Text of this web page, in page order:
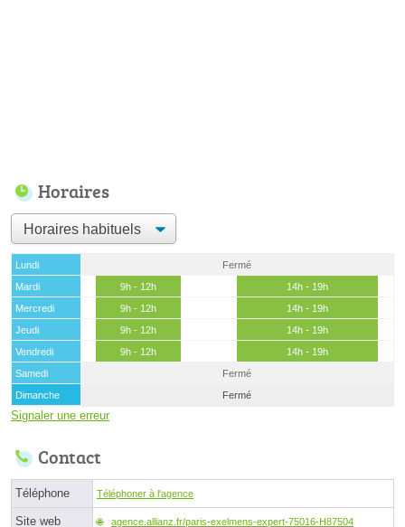
Horaires
Lundi
Fermé
Mardi
9h - 12h
14h - 19h
Mercredi
9h - 12h
14h - 19h
Jeudi
9h - 12h
14h - 19h
Vendredi
9h - 12h
14h - 19h
Samedi
Fermé
Dimanche
Fermé
Signaler une erreur
Contact
Téléphone Téléphoner à l'agence
Site web agence.allianz.fr/paris-exelmens-expert-75016-H87504